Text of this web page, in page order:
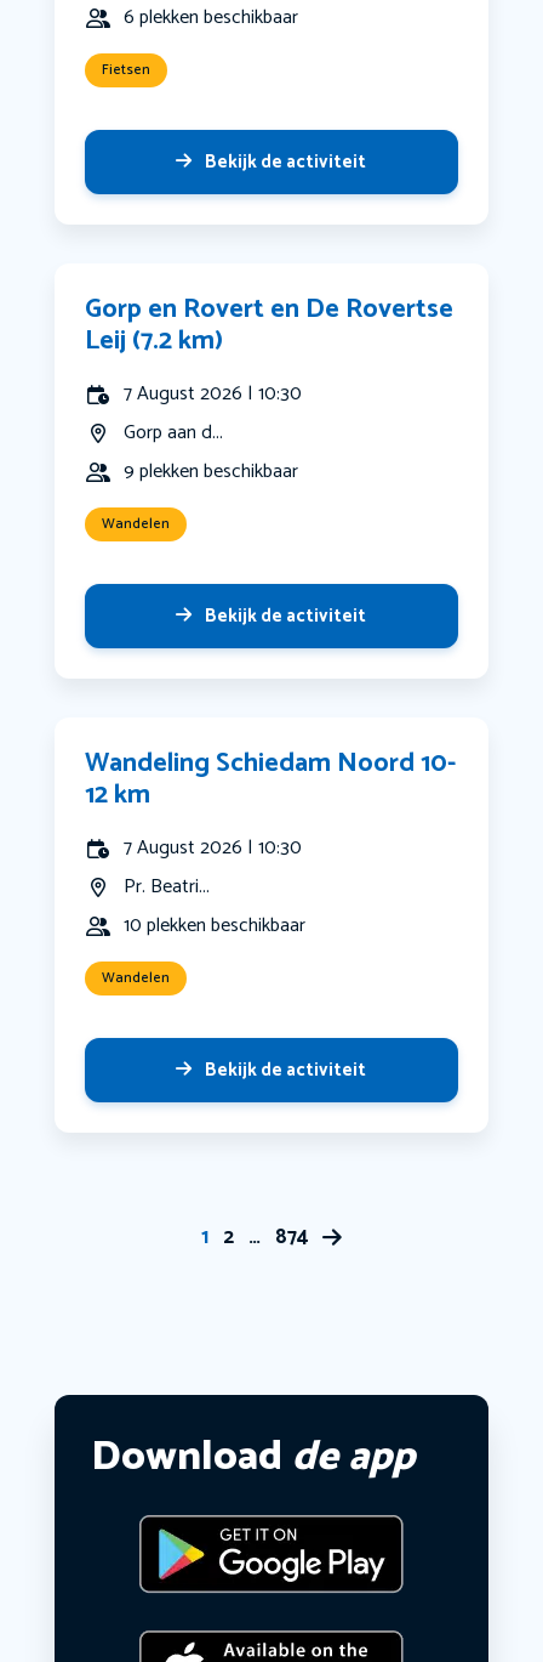
6 plekken beschikbaar
Fietsen
Bekijk de activiteit
Gorp en Rovert en De Rovertse
Leij (7.2 km)
7 August 2026 | 10:30
Gorp aan d...
9 plekken beschikbaar
Wandelen
Bekijk de activiteit
Wandeling Schiedam Noord 10-
12 km
7 August 2026 | 10:30
Pr. Beatri...
10 plekken beschikbaar
Wandelen
Bekijk de activiteit
1 2 … 874
Download de app